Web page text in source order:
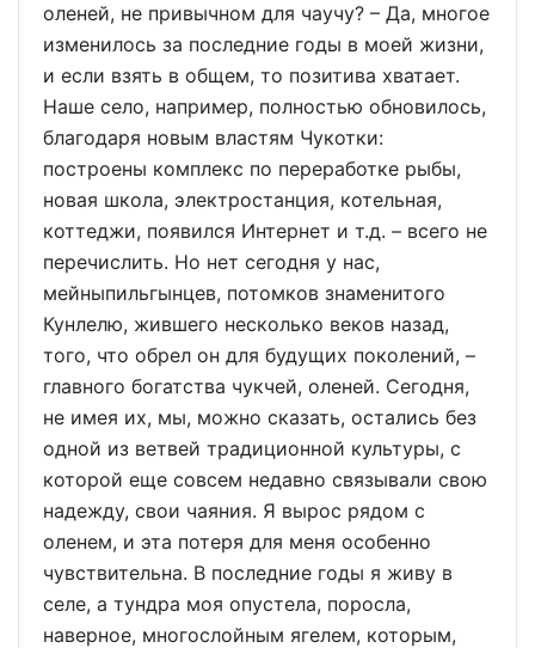
оленей, не привычном для чаучу? – Да, многое
изменилось за последние годы в моей жизни,
и если взять в общем, то позитива хватает.
Наше село, например, полностью обновилось,
благодаря новым властям Чукотки:
построены комплекс по переработке рыбы,
новая школа, электростанция, котельная,
коттеджи, появился Интернет и т.д. – всего не
перечислить. Но нет сегодня у нас,
мейныпильгынцев, потомков знаменитого
Кунлелю, жившего несколько веков назад,
того, что обрел он для будущих поколений, –
главного богатства чукчей, оленей. Сегодня,
не имея их, мы, можно сказать, остались без
одной из ветвей традиционной культуры, с
которой еще совсем недавно связывали свою
надежду, свои чаяния. Я вырос рядом с
оленем, и эта потеря для меня особенно
чувствительна. В последние годы я живу в
селе, а тундра моя опустела, поросла,
наверное, многослойным ягелем, которым,